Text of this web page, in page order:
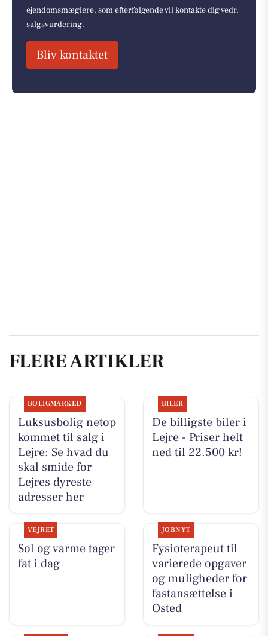
ejendomsmæglere, som efterfølgende vil kontakte dig vedr.
salgsvurdering.
Bliv kontaktet
FLERE ARTIKLER
BOLIGMARKED
Luksusbolig netop
kommet til salg i
Lejre: Se hvad du
skal smide for
Lejres dyreste
adresser her
BILER
De billigste biler i
Lejre - Priser helt
ned til 22.500 kr!
VEJRET
Sol og varme tager
fat i dag
JOBNYT
Fysioterapeut til
varierede opgaver
og muligheder for
fastansættelse i
Osted